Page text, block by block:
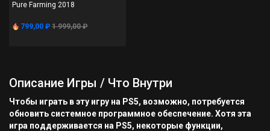
Pure Farming 2018
799,00 ₽ 1 999,00 ₽
Описание Игры / Что Внутри
Чтобы играть в эту игру на PS5, возможно, потребуется
обновить системное программное обеспечение. Хотя эта
игра поддерживается на PS5, некоторые функции,